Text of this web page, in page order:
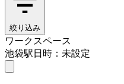
絞り込み
ワークスペース
池袋駅日時：未設定